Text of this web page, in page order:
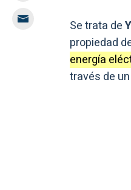
Se trata de
propiedad
energía
través de